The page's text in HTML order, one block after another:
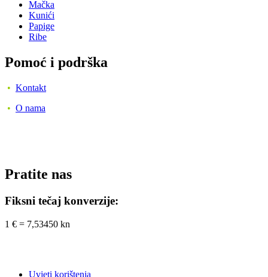
Mačka
Kunići
Papige
Ribe
Pomoć i podrška
• Kontakt
• O nama
Pratite nas
Fiksni tečaj konverzije:
1 € = 7,53450 kn
Uvjeti korištenja